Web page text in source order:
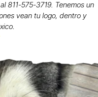
811-575-3719. Tenemos un
vean tu logo, dentro y